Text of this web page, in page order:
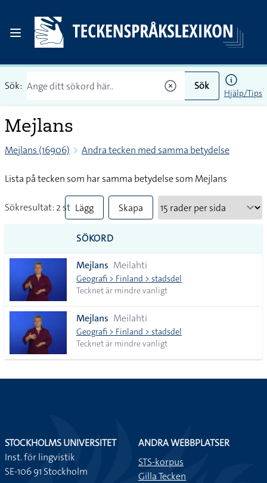
Sök: Sök
Hjälp/Tips
Mejlans
Mejlans (16906) Andra tecken med samma betydelse
Lista på tecken som har samma betydelse som Mejlans
Sökresultat: 2 st Lägg
till
alla i
lista
Skapa
SÖKORD
Mejlans Meilahti
Geografi > Finland > stadsdel
Tecknet är mindre vanligt
Mejlans Meilahti
Geografi > Finland > stadsdel
Tecknet är mindre vanligt
STOCKHOLMS UNIVERSITET
Inst. för lingvistik
SE-106 91 Stockholm
ANDRA WEBBPLATSER
STS-korpus
Gilla Tecken